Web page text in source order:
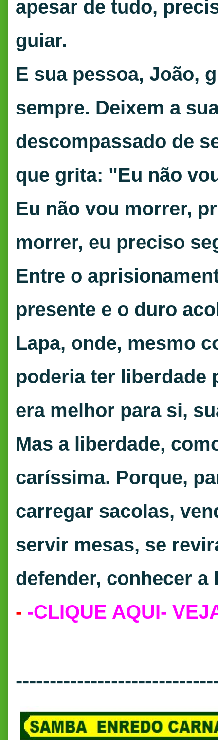
apesar de tudo,
guiar.
E sua pessoa, João,
sempre. Deixem a
descompassado de
que grita: "Eu não
Eu não vou morrer,
morrer, eu preciso
Entre o
presente e o duro
Lapa, onde, mesmo
poderia ter liberdade
era melhor para si,
Mas a liberdade,
caríssima. Porque,
carregar sacolas,
servir mesas, se
defender, conhecer
- -CLIQUE AQUI-